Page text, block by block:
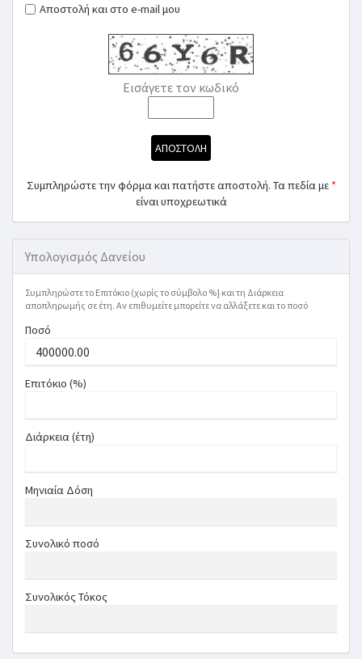
Αποστολή και στο e-mail μου
Εισάγετε τον κωδικό
ΑΠΟΣΤΟΛΗ
Συμπληρώστε την φόρμα και πατήστε αποστολή. Τα πεδία με *
είναι υποχρεωτικά
Υπολογισμός Δανείου
Συμπληρώστε το Επιτόκιο (χωρίς το σύμβολο %} και τη Διάρκεια
αποπληρωμής σε έτη. Αν επιθυμείτε μπορείτε να αλλάξετε και το ποσό
Ποσό
Επιτόκιο (%)
Διάρκεια (έτη)
Μηνιαία Δόση
Συνολικό ποσό
Συνολικός Τόκος